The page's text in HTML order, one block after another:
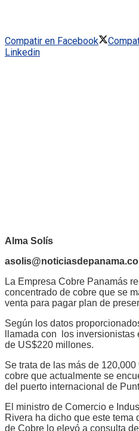
Compatir en Facebook
Linkedin
Alma Solís
La Empresa Cobre Panamás
concentrado de cobre que se
venta para pagar plan de
Según los datos
llamada con los
de US$220 millones.
Se trata de las más de
cobre que actualmente se
del puerto internacional de
El ministro de Comercio e
Rivera ha dicho que este tema
de Cobre lo elevó a consulta